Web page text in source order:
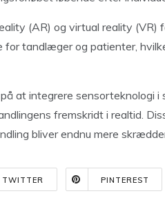
(AR) og virtual reality (VR)
for tandlæger og patienter,
at integrere sensorteknologi
fremskridt i realtid.
bliver endnu mere
TWITTER PINTEREST